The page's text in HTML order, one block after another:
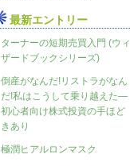
最新エントリー
ターナーの短期売買入門 (ウィ
ザードブックシリーズ)
倒産がなんだ!リストラがなん
だ!私はこうして乗り越えた―
初心者向け株式投資の手ほど
きあり
極潤ヒアルロンマスク